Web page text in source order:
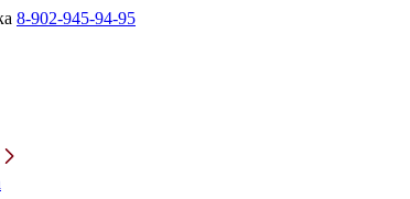
8-902-945-94-95